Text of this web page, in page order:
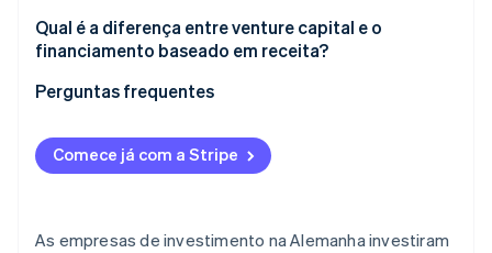
Qual é a diferença entre venture capital e o
financiamento baseado em receita?
Perguntas frequentes
Comece já com a Stripe
As empresas de investimento na Alemanha investiram